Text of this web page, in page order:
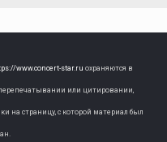
www.concert-star.ru охраняются в
или цитировании,
на страницу, с которой материал был